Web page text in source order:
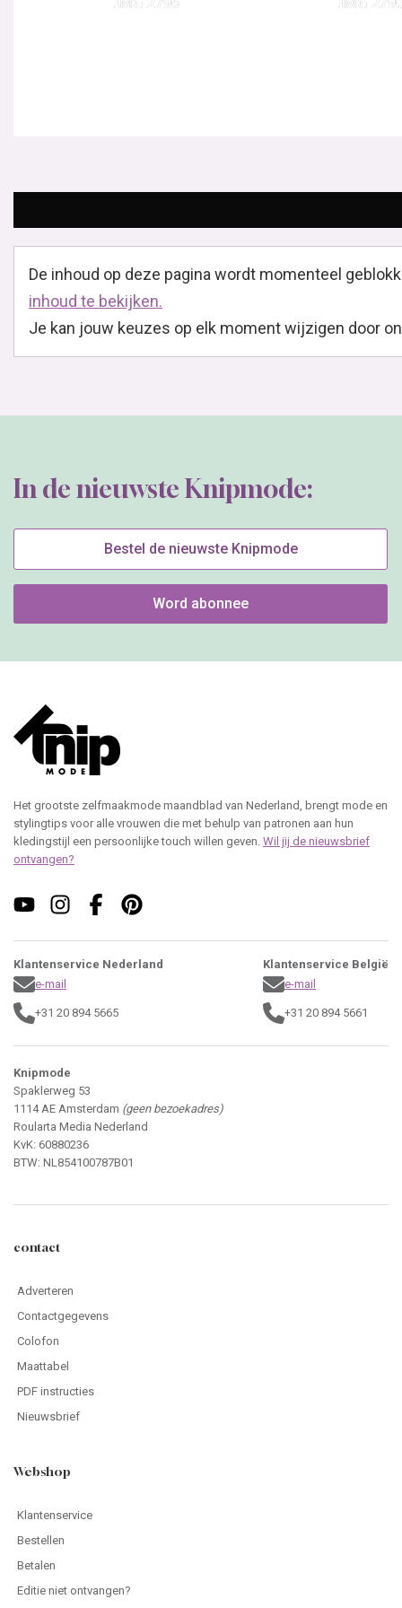
De inhoud op deze pagina wordt momenteel
inhoud te bekijken.
Je kan jouw keuzes op elk moment wijzigen door
In de nieuwste Knipmode:
Bestel de nieuwste Knipmode
Word abonnee
Het grootste zelfmaakmode maandblad van Nederland, brengt mode en
stylingtips voor alle vrouwen die met behulp van patronen aan hun
kledingstijl een persoonlijke touch willen geven. Wil jij de nieuwsbrief
ontvangen?
Klantenservice Nederland
e-mail
+31 20 894 5665
Klantenservice België
e-mail
+31 20 894 5661
Knipmode
Spaklerweg 53
1114 AE Amsterdam (geen bezoekadres)
Roularta Media Nederland
KvK: 60880236
BTW: NL854100787B01
contact
Adverteren
Contactgegevens
Colofon
Maattabel
PDF instructies
Nieuwsbrief
Webshop
Klantenservice
Bestellen
Betalen
Editie niet ontvangen?